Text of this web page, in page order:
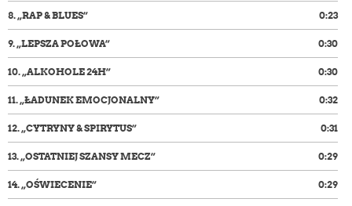
8.„RAP & BLUES” 0:23
9.„LEPSZA POŁOWA” 0:30
10.„ALKOHOLE 24H” 0:30
11.„ŁADUNEK EMOCJONALNY” 0:32
12.„CYTRYNY & SPIRYTUS” 0:31
13.„OSTATNIEJ SZANSY MECZ” 0:29
14.„OŚWIECENIE” 0:29